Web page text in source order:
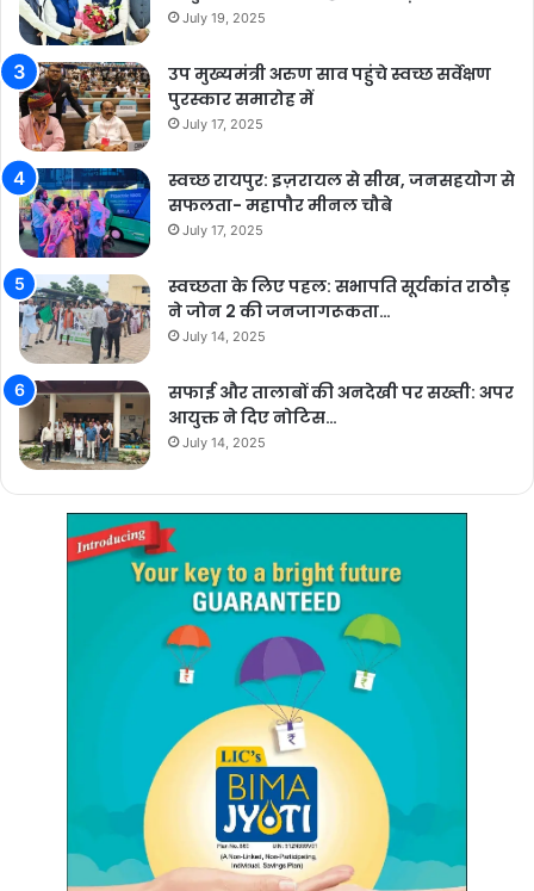
July 19, 2025
उप मुख्यमंत्री अरुण साव पहुंचे स्वच्छ सर्वेक्षण
पुरस्कार समारोह में
July 17, 2025
स्वच्छ रायपुर: इज़रायल से सीख, जनसहयोग से
सफलता- महापौर मीनल चौबे
July 17, 2025
स्वच्छता के लिए पहल: सभापति सूर्यकांत राठौड़
ने जोन 2 की जनजागरूकता…
July 14, 2025
सफाई और तालाबों की अनदेखी पर सख्ती: अपर
आयुक्त ने दिए नोटिस…
July 14, 2025